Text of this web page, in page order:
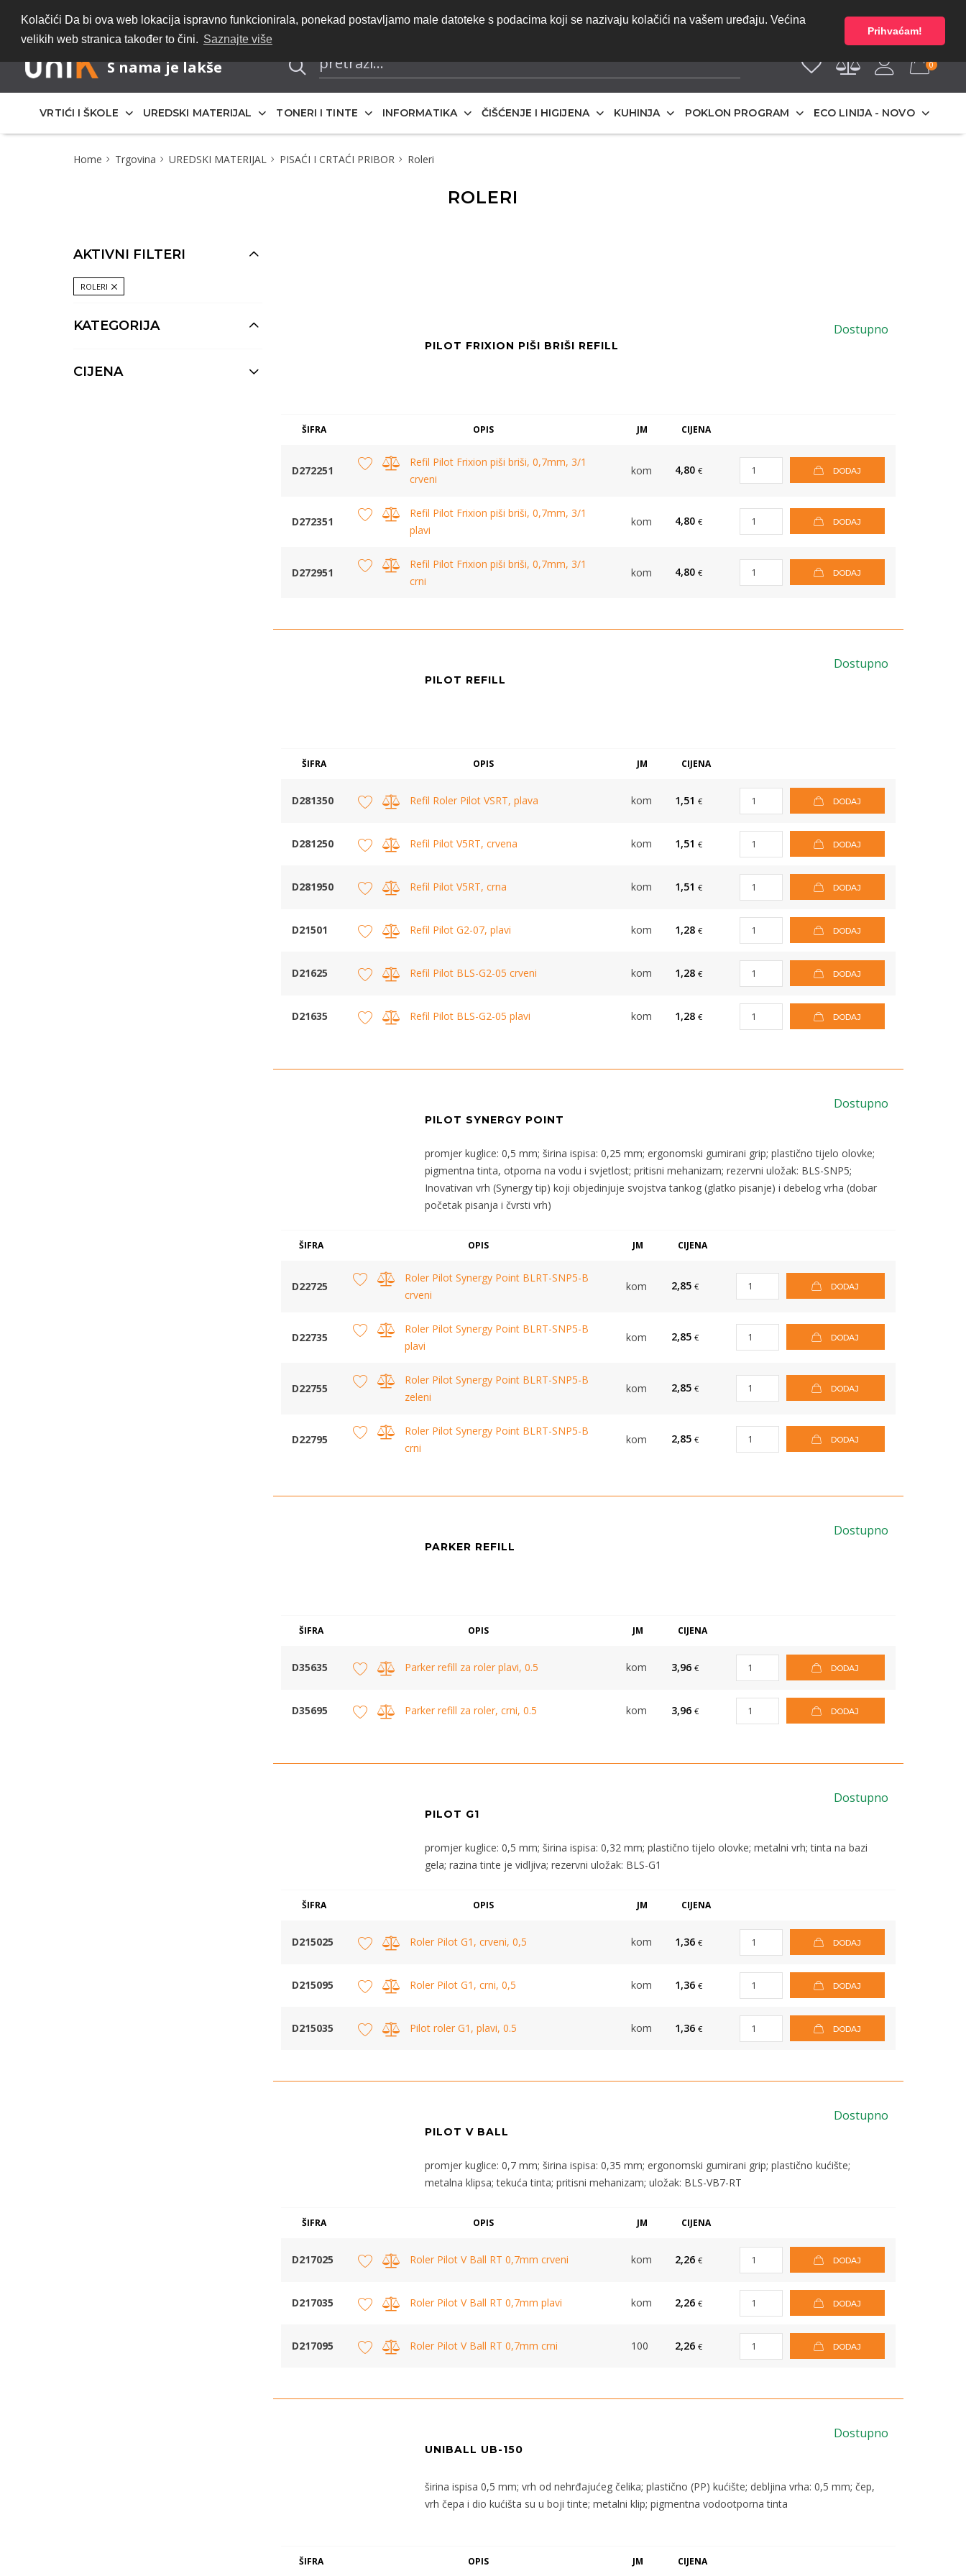
Kolačići Da bi ova web lokacija ispravno funkcionirala, ponekad postavljamo male datoteke s podacima koji se nazivaju kolačići na vašem uređaju. Većina
velikih web stranica također to čini. Saznajte više
Prihvaćam!
Bez registracije do ponude | Besplatna dostava za narudžbe iznad 70 eura bez PDV-a | Cijene
iskazane bez PDV-a
O NAMA
S nama je lakše 0
VRTIĆI I ŠKOLE UREDSKI MATERIJAL TONERI I TINTE INFORMATIKA ČIŠĆENJE I HIGIJENA KUHINJA POKLON PROGRAM ECO LINIJA - NOVO
Home Trgovina UREDSKI MATERIJAL PISAĆI I CRTAĆI PRIBOR Roleri
ROLERI
AKTIVNI FILTERI
ROLERI
KATEGORIJA
CIJENA
Dostupno
PILOT FRIXION PIŠI BRIŠI REFILL
ŠIFRA OPIS JM CIJENA
D272251
Refil Pilot Frixion piši briši, 0,7mm, 3/1
crveni
kom 4,80 € DODAJ
D272351
Refil Pilot Frixion piši briši, 0,7mm, 3/1
plavi
kom 4,80 € DODAJ
D272951
Refil Pilot Frixion piši briši, 0,7mm, 3/1
crni
kom 4,80 € DODAJ
Dostupno
PILOT REFILL
ŠIFRA OPIS JM CIJENA
D281350 Refil Roler Pilot VSRT, plava kom 1,51 € DODAJ
D281250 Refil Pilot V5RT, crvena kom 1,51 € DODAJ
D281950 Refil Pilot V5RT, crna kom 1,51 € DODAJ
D21501 Refil Pilot G2-07, plavi kom 1,28 € DODAJ
D21625 Refil Pilot BLS-G2-05 crveni kom 1,28 € DODAJ
D21635 Refil Pilot BLS-G2-05 plavi kom 1,28 € DODAJ
Dostupno
PILOT SYNERGY POINT
promjer kuglice: 0,5 mm; širina ispisa: 0,25 mm; ergonomski gumirani grip; plastično tijelo olovke;
pigmentna tinta, otporna na vodu i svjetlost; pritisni mehanizam; rezervni uložak: BLS-SNP5;
Inovativan vrh (Synergy tip) koji objedinjuje svojstva tankog (glatko pisanje) i debelog vrha (dobar
početak pisanja i čvrsti vrh)
ŠIFRA OPIS JM CIJENA
D22725
Roler Pilot Synergy Point BLRT-SNP5-B
crveni
kom 2,85 € DODAJ
D22735
Roler Pilot Synergy Point BLRT-SNP5-B
plavi
kom 2,85 € DODAJ
D22755
Roler Pilot Synergy Point BLRT-SNP5-B
zeleni
kom 2,85 € DODAJ
D22795
Roler Pilot Synergy Point BLRT-SNP5-B
crni
kom 2,85 € DODAJ
Dostupno
PARKER REFILL
ŠIFRA OPIS JM CIJENA
D35635 Parker refill za roler plavi, 0.5 kom 3,96 € DODAJ
D35695 Parker refill za roler, crni, 0.5 kom 3,96 € DODAJ
Dostupno
PILOT G1
promjer kuglice: 0,5 mm; širina ispisa: 0,32 mm; plastično tijelo olovke; metalni vrh; tinta na bazi
gela; razina tinte je vidljiva; rezervni uložak: BLS-G1
ŠIFRA OPIS JM CIJENA
D215025 Roler Pilot G1, crveni, 0,5 kom 1,36 € DODAJ
D215095 Roler Pilot G1, crni, 0,5 kom 1,36 € DODAJ
D215035 Pilot roler G1, plavi, 0.5 kom 1,36 € DODAJ
Dostupno
PILOT V BALL
promjer kuglice: 0,7 mm; širina ispisa: 0,35 mm; ergonomski gumirani grip; plastično kućište;
metalna klipsa; tekuća tinta; pritisni mehanizam; uložak: BLS-VB7-RT
ŠIFRA OPIS JM CIJENA
D217025 Roler Pilot V Ball RT 0,7mm crveni kom 2,26 € DODAJ
D217035 Roler Pilot V Ball RT 0,7mm plavi kom 2,26 € DODAJ
D217095 Roler Pilot V Ball RT 0,7mm crni 100 2,26 € DODAJ
Dostupno
UNIBALL UB-150
širina ispisa 0,5 mm; vrh od nehrđajućeg čelika; plastično (PP) kućište; debljina vrha: 0,5 mm; čep,
vrh čepa i dio kućišta su u boji tinte; metalni klip; pigmentna vodootporna tinta
ŠIFRA OPIS JM CIJENA